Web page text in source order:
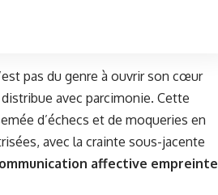
pas du genre à ouvrir son cœur
avec parcimonie. Cette
d’échecs et de moqueries en
avec la crainte sous-jacente
affective empreinte